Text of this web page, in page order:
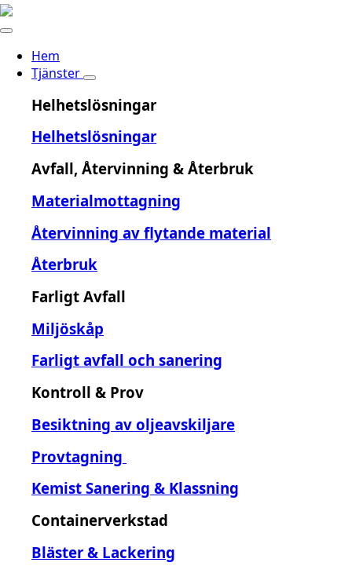
Hem
Tjänster
Helhetslösningar
Helhetslösningar
Avfall, Återvinning & Återbruk
Materialmottagning
Återvinning av flytande material
Återbruk
Farligt Avfall
Miljöskåp
Farligt avfall och sanering
Kontroll & Prov
Besiktning av oljeavskiljare
Provtagning
Kemist Sanering & Klassning
Containerverkstad
Bläster & Lackering